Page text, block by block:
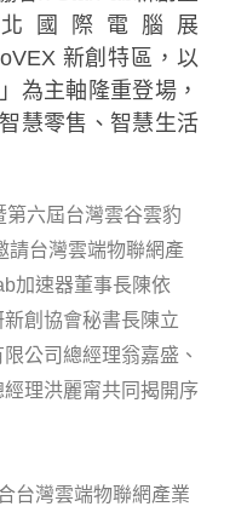
國際電腦展
新創特區，以
為主軸隆重登場，
慧零售、智慧生活
六屆台灣雲谷雲豹
請台灣雲端物聯網產
加速器董事長陳依
創協會秘書長陳立
公司總經理翁嘉盛、
理洪麗甯共同揭開序
台灣雲端物聯網產業